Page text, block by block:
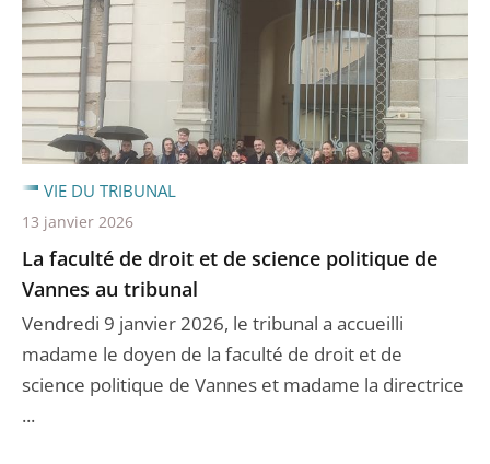
La faculté de droit et de science politique de
Vannes au tribunal
Vendredi 9 janvier 2026, le tribunal a accueilli
madame le doyen de la faculté de droit et de
science politique de Vannes et madame la directrice
...
VIE DU TRIBUNAL
13 janvier 2026